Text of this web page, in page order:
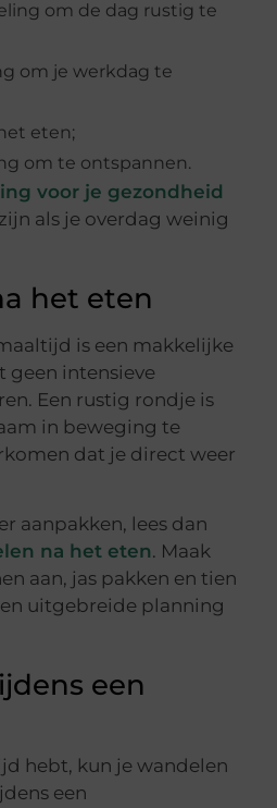
om de dag rustig te
om je werkdag te
eten;
om te ontspannen.
voor je gezondheid
als je overdag weinig
het eten
is een makkelijke
geen intensieve
Een rustig rondje is
in beweging te
dat je direct weer
aanpakken, lees dan
na het eten. Maak
aan, jas pakken en tien
uitgebreide planning
een
hebt, kun je wandelen
een